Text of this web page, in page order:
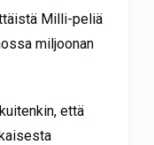
Milli-peliä
miljoonan
että